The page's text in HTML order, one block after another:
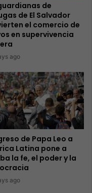
de
de El Salvador
el comercio de
en supervivencia
ago
de Papa Leo a
Latina pone a
la fe, el poder y la
ago